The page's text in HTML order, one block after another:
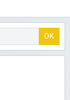
OK